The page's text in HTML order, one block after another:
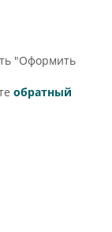
"Оформить
обратный